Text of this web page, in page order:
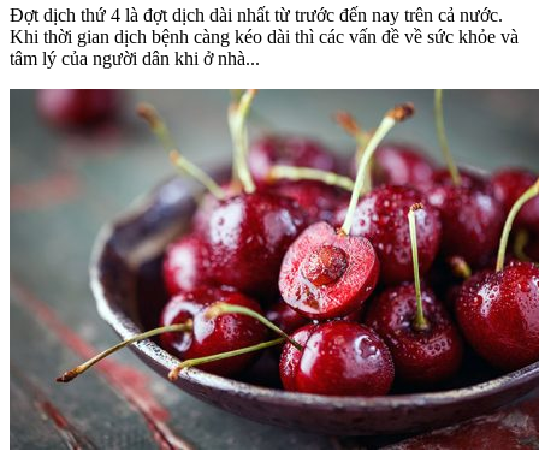
Đợt dịch thứ 4 là đợt dịch dài nhất từ trước đến nay trên cả nước.
Khi thời gian dịch bệnh càng kéo dài thì các vấn đề về sức khỏe và
tâm lý của người dân khi ở nhà...